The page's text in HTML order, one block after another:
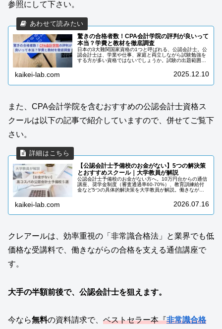
参照にして下さい。
驚きの合格者数！CPA会計学院の評判が良いって
本当？学費と教材を徹底調査
日本の3大難関国家資格の1つと呼ばれる、公認会計士。公
認会計士は、学業や仕事、家庭と両立しながら試験勉強を
する方が多い資格ではないでしょうか。試験の出題範囲は
kaikei-lab.com 2025.12.10
また、CPA会計学院を含むおすすめの公認会計士資格ス
クールは以下の記事で紹介していますので、併せてご覧下
さい。
【公認会計士予備校のお金がない】5つの解決策
とおすすめスクール｜大学教員が解説
公認会計士予備校のお金がない方へ。10万円台からの通信
講座、奨学金制度（審査通過率60-70%）、教育訓練給付
金など5つの具体的解決策を大学教員が解説。働きながら
kaikei-lab.com 2026.07.16
クレアールは、効率重視の「非常識合格法」と業界でも低
価格な受講料で、働きながらの合格を支える通信講座で
す。
大手の半額前後で、公認会計士を狙えます。
今なら無料の資料請求で、 ベストセラー本『非常識合格